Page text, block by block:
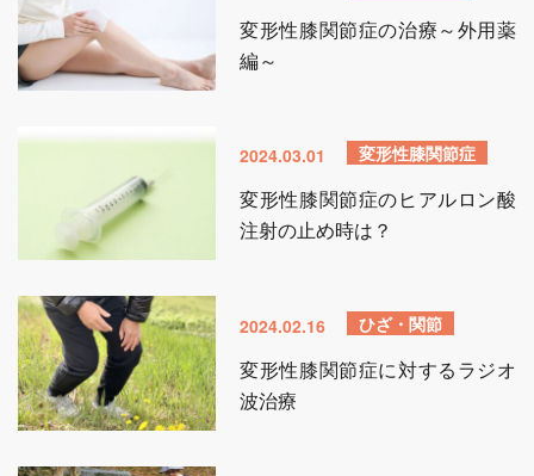
変形性膝関節症の治療～外用薬
編～
2024.03.01 変形性膝関節症
変形性膝関節症のヒアルロン酸
注射の止め時は？
2024.02.16 ひざ・関節
変形性膝関節症に対するラジオ
波治療